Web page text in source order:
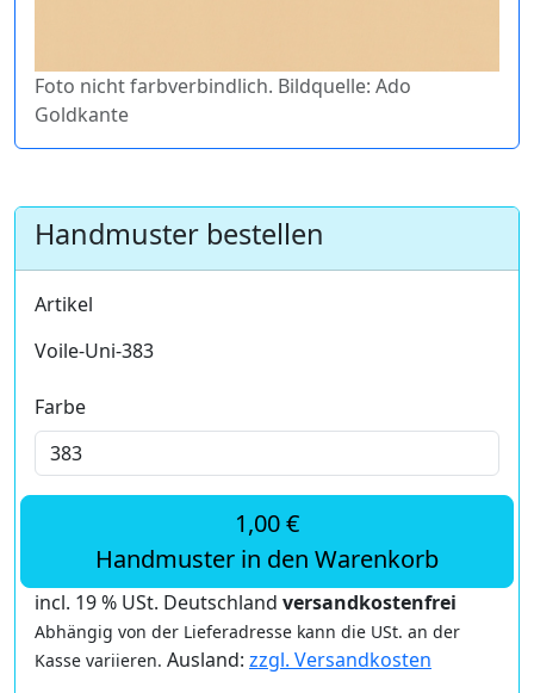
Foto nicht farbverbindlich. Bildquelle: Ado
Goldkante
Handmuster bestellen
Artikel
Voile-Uni-383
Farbe
1,00 €
Handmuster in den Warenkorb
incl. 19 % USt. Deutschland versandkostenfrei
Abhängig von der Lieferadresse kann die USt. an der
Kasse variieren. Ausland: zzgl. Versandkosten